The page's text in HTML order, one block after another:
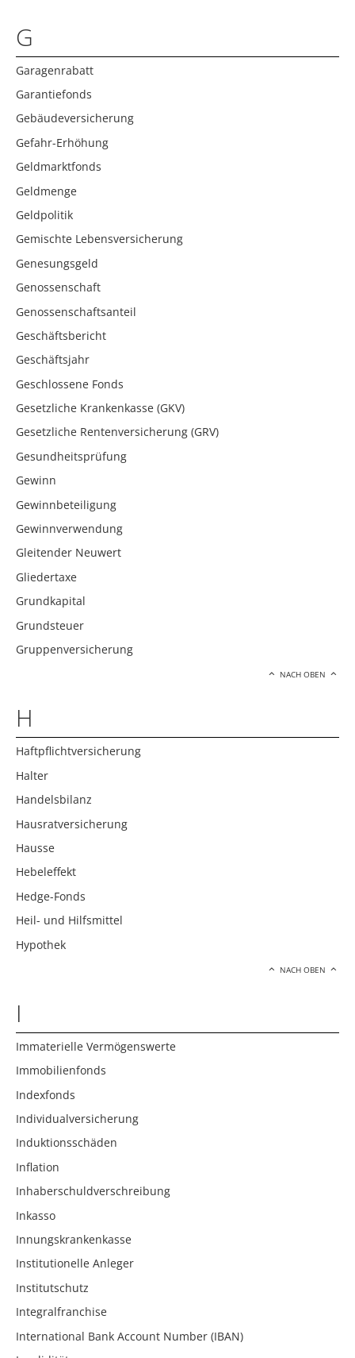
G
Garagenrabatt
Garantiefonds
Gebäudeversicherung
Gefahr-Erhöhung
Geldmarktfonds
Geldmenge
Geldpolitik
Gemischte Lebensversicherung
Genesungsgeld
Genossenschaft
Genossenschaftsanteil
Geschäftsbericht
Geschäftsjahr
Geschlossene Fonds
Gesetzliche Krankenkasse (GKV)
Gesetzliche Rentenversicherung (GRV)
Gesundheitsprüfung
Gewinn
Gewinnbeteiligung
Gewinnverwendung
Gleitender Neuwert
Gliedertaxe
Grundkapital
Grundsteuer
Gruppenversicherung
NACH OBEN
H
Haftpflichtversicherung
Halter
Handelsbilanz
Hausratversicherung
Hausse
Hebeleffekt
Hedge-Fonds
Heil- und Hilfsmittel
Hypothek
NACH OBEN
I
Immaterielle Vermögenswerte
Immobilienfonds
Indexfonds
Individualversicherung
Induktionsschäden
Inflation
Inhaberschuldverschreibung
Inkasso
Innungskrankenkasse
Institutionelle Anleger
Institutschutz
Integralfranchise
International Bank Account Number (IBAN)